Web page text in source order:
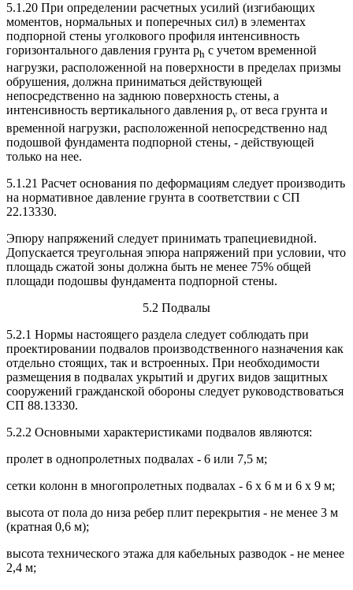
5.1.20 При определении расчетных усилий (изгибающих
моментов, нормальных и поперечных сил) в элементах
подпорной стены уголкового профиля интенсивность
горизонтального давления грунта ph с учетом временной
нагрузки, расположенной на поверхности в пределах призмы
обрушения, должна приниматься действующей
непосредственно на заднюю поверхность стены, а
интенсивность вертикального давления pν от веса грунта и
временной нагрузки, расположенной непосредственно над
подошвой фундамента подпорной стены, - действующей
только на нее.
5.1.21 Расчет основания по деформациям следует производить
на нормативное давление грунта в соответствии с СП
22.13330.
Эпюру напряжений следует принимать трапециевидной.
Допускается треугольная эпюра напряжений при условии, что
площадь сжатой зоны должна быть не менее 75% общей
площади подошвы фундамента подпорной стены.
5.2 Подвалы
5.2.1 Нормы настоящего раздела следует соблюдать при
проектировании подвалов производственного назначения как
отдельно стоящих, так и встроенных. При необходимости
размещения в подвалах укрытий и других видов защитных
сооружений гражданской обороны следует руководствоваться
СП 88.13330.
5.2.2 Основными характеристиками подвалов являются:
пролет в однопролетных подвалах - 6 или 7,5 м;
сетки колонн в многопролетных подвалах - 6 x 6 м и 6 x 9 м;
высота от пола до низа ребер плит перекрытия - не менее 3 м
(кратная 0,6 м);
высота технического этажа для кабельных разводок - не менее
2,4 м;